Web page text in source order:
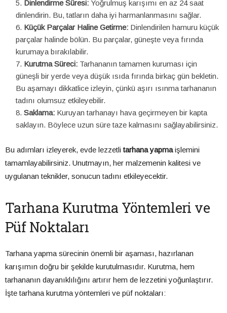
Dinlendirme Süresi: Yoğrulmuş karışımı en az 24 saat
dinlendirin. Bu, tatların daha iyi harmanlanmasını sağlar.
Küçük Parçalar Haline Getirme: Dinlendirilen hamuru küçük
parçalar halinde bölün. Bu parçalar, güneşte veya fırında
kurumaya bırakılabilir.
Kurutma Süreci: Tarhananın tamamen kuruması için
güneşli bir yerde veya düşük ısıda fırında birkaç gün bekletin.
Bu aşamayı dikkatlice izleyin, çünkü aşırı ısınma tarhananın
tadını olumsuz etkileyebilir.
Saklama: Kuruyan tarhanayı hava geçirmeyen bir kapta
saklayın. Böylece uzun süre taze kalmasını sağlayabilirsiniz.
Bu adımları izleyerek, evde lezzetlitarhana yapmaişlemini
tamamlayabilirsiniz. Unutmayın, her malzemenin kalitesi ve
uygulanan teknikler, sonucun tadını etkileyecektir.
Tarhana Kurutma Yöntemleri ve
Püf Noktaları
Tarhana yapma sürecinin önemli bir aşaması, hazırlanan
karışımın doğru bir şekilde kurutulmasıdır. Kurutma, hem
tarhananın dayanıklılığını artırır hem de lezzetini yoğunlaştırır.
İşte tarhana kurutma yöntemleri ve püf noktaları: